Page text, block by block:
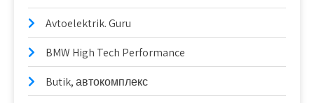
Avtoelektrik. Guru
BMW High Tech Performance
Butik, автокомплекс